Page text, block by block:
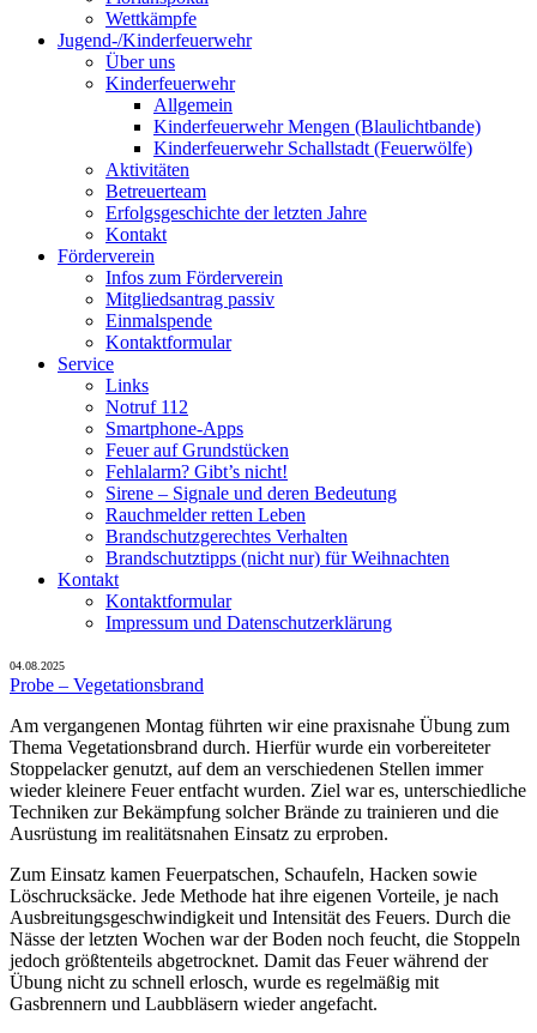
Wettkämpfe
Jugend-/Kinderfeuerwehr
Über uns
Kinderfeuerwehr
Allgemein
Kinderfeuerwehr Mengen (Blaulichtbande)
Kinderfeuerwehr Schallstadt (Feuerwölfe)
Aktivitäten
Betreuerteam
Erfolgsgeschichte der letzten Jahre
Kontakt
Förderverein
Infos zum Förderverein
Mitgliedsantrag passiv
Einmalspende
Kontaktformular
Service
Links
Notruf 112
Smartphone-Apps
Feuer auf Grundstücken
Fehlalarm? Gibt’s nicht!
Sirene – Signale und deren Bedeutung
Rauchmelder retten Leben
Brandschutzgerechtes Verhalten
Brandschutztipps (nicht nur) für Weihnachten
Kontakt
Kontaktformular
Impressum und Datenschutzerklärung
04.08.2025
Probe – Vegetationsbrand
Am vergangenen Montag führten wir eine praxisnahe Übung zum
Thema Vegetationsbrand durch. Hierfür wurde ein vorbereiteter
Stoppelacker genutzt, auf dem an verschiedenen Stellen immer
wieder kleinere Feuer entfacht wurden. Ziel war es, unterschiedliche
Techniken zur Bekämpfung solcher Brände zu trainieren und die
Ausrüstung im realitätsnahen Einsatz zu erproben.
Zum Einsatz kamen Feuerpatschen, Schaufeln, Hacken sowie
Löschrucksäcke. Jede Methode hat ihre eigenen Vorteile, je nach
Ausbreitungsgeschwindigkeit und Intensität des Feuers. Durch die
Nässe der letzten Wochen war der Boden noch feucht, die Stoppeln
jedoch größtenteils abgetrocknet. Damit das Feuer während der
Übung nicht zu schnell erlosch, wurde es regelmäßig mit
Gasbrennern und Laubbläsern wieder angefacht.